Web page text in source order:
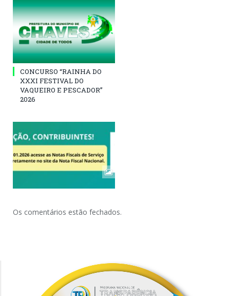
CONCURSO “RAINHA DO
XXXI FESTIVAL DO
VAQUEIRO E PESCADOR”
2026
Os comentários estão fechados.